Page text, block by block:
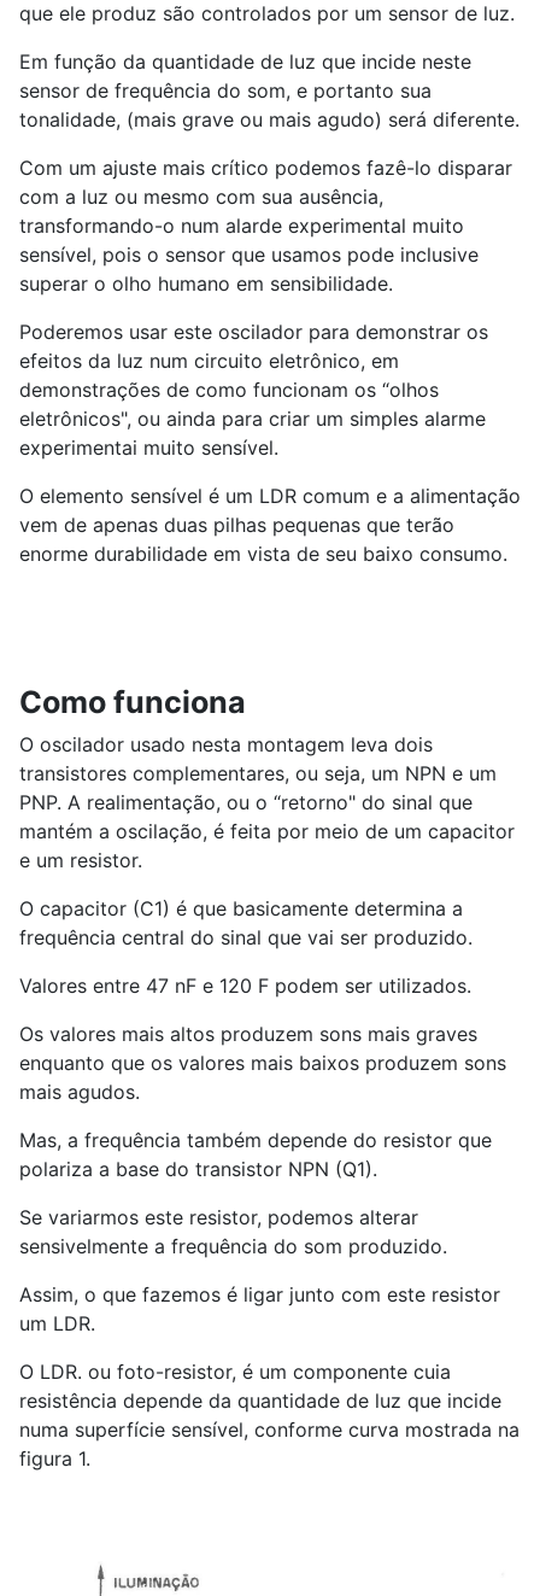
que ele produz são controlados por um sensor de luz.
Em função da quantidade de luz que incide neste
sensor de frequência do som, e portanto sua
tonalidade, (mais grave ou mais agudo) será diferente.
Com um ajuste mais crítico podemos fazê-lo disparar
com a luz ou mesmo com sua ausência,
transformando-o num alarde experimental muito
sensível, pois o sensor que usamos pode inclusive
superar o olho humano em sensibilidade.
Poderemos usar este oscilador para demonstrar os
efeitos da luz num circuito eletrônico, em
demonstrações de como funcionam os “olhos
eletrônicos", ou ainda para criar um simples alarme
experimentai muito sensível.
O elemento sensível é um LDR comum e a alimentação
vem de apenas duas pilhas pequenas que terão
enorme durabilidade em vista de seu baixo consumo.
Como funciona
O oscilador usado nesta montagem leva dois
transistores complementares, ou seja, um NPN e um
PNP. A realimentação, ou o “retorno" do sinal que
mantém a oscilação, é feita por meio de um capacitor
e um resistor.
O capacitor (C1) é que basicamente determina a
frequência central do sinal que vai ser produzido.
Valores entre 47 nF e 120 F podem ser utilizados.
Os valores mais altos produzem sons mais graves
enquanto que os valores mais baixos produzem sons
mais agudos.
Mas, a frequência também depende do resistor que
polariza a base do transistor NPN (Q1).
Se variarmos este resistor, podemos alterar
sensivelmente a frequência do som produzido.
Assim, o que fazemos é ligar junto com este resistor
um LDR.
O LDR. ou foto-resistor, é um componente cuia
resistência depende da quantidade de luz que incide
numa superfície sensível, conforme curva mostrada na
figura 1.